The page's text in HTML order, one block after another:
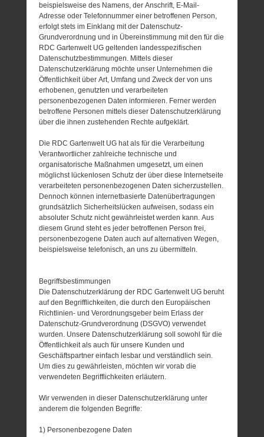
beispielsweise des Namens, der Anschrift, E-Mail-
Adresse oder Telefonnummer einer betroffenen Person,
erfolgt stets im Einklang mit der Datenschutz-
Grundverordnung und in Übereinstimmung mit den für die
RDC Gartenwelt UG geltenden landesspezifischen
Datenschutzbestimmungen. Mittels dieser
Datenschutzerklärung möchte unser Unternehmen die
Öffentlichkeit über Art, Umfang und Zweck der von uns
erhobenen, genutzten und verarbeiteten
personenbezogenen Daten informieren. Ferner werden
betroffene Personen mittels dieser Datenschutzerklärung
über die ihnen zustehenden Rechte aufgeklärt.
Die RDC Gartenwelt UG hat als für die Verarbeitung
Verantwortlicher zahlreiche technische und
organisatorische Maßnahmen umgesetzt, um einen
möglichst lückenlosen Schutz der über diese Internetseite
verarbeiteten personenbezogenen Daten sicherzustellen.
Dennoch können internetbasierte Datenübertragungen
grundsätzlich Sicherheitslücken aufweisen, sodass ein
absoluter Schutz nicht gewährleistet werden kann. Aus
diesem Grund steht es jeder betroffenen Person frei,
personenbezogene Daten auch auf alternativen Wegen,
beispielsweise telefonisch, an uns zu übermitteln.
Begriffsbestimmungen
Die Datenschutzerklärung der RDC Gartenwelt UG beruht
auf den Begrifflichkeiten, die durch den Europäischen
Richtlinien- und Verordnungsgeber beim Erlass der
Datenschutz-Grundverordnung (DSGVO) verwendet
wurden. Unsere Datenschutzerklärung soll sowohl für die
Öffentlichkeit als auch für unsere Kunden und
Geschäftspartner einfach lesbar und verständlich sein.
Um dies zu gewährleisten, möchten wir vorab die
verwendeten Begrifflichkeiten erläutern.
Wir verwenden in dieser Datenschutzerklärung unter
anderem die folgenden Begriffe:
1) Personenbezogene Daten